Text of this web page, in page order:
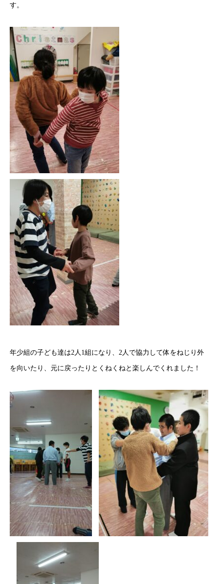
す。
年少組の子ども達は2人1組になり、2人で協力して体をねじり外
を向いたり、元に戻ったりとくねくねと楽しんでくれました！